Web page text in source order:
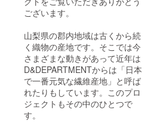
ございます。
山梨県の郡内地域は古くから続
く織物の産地です。そこでは今
さまざまな動きがあって近年は
D&DEPARTMENTからは「日本
で一番元気な繊維産地」と呼ば
れたりもしています。このプロ
ジェクトもその中のひとつで
す。